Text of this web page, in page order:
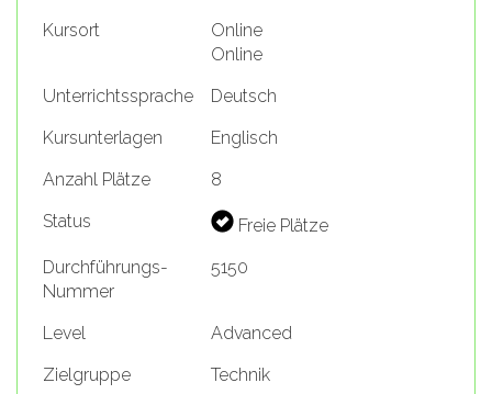
Kursort
Online
Online
Unterrichtssprache
Deutsch
Kursunterlagen
Englisch
Anzahl Plätze
8
Status
Freie Plätze
Durchführungs-
Nummer
5150
Level
Advanced
Zielgruppe
Technik